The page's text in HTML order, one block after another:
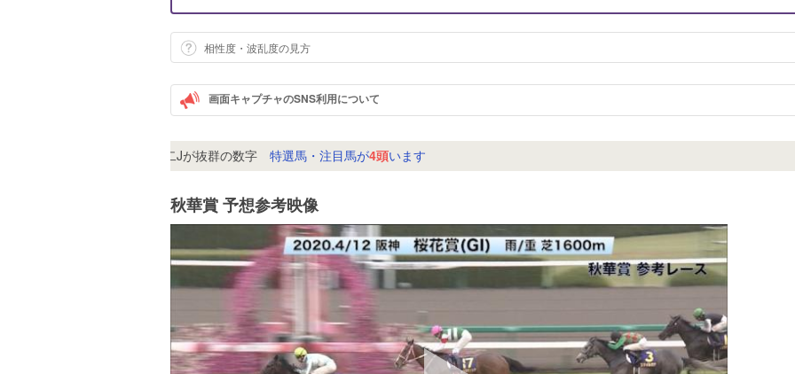
相性度・波乱度の見方
画面キャプチャのSNS利用について
ウイン×和田竜二Jが抜群の数字 特選馬・注目馬が4頭います
秋華賞 予想参考映像